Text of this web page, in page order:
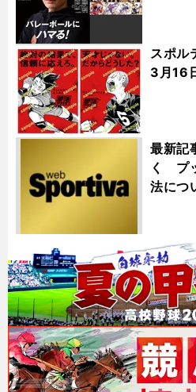
スポ
3月16
最新記
く プ
法につ